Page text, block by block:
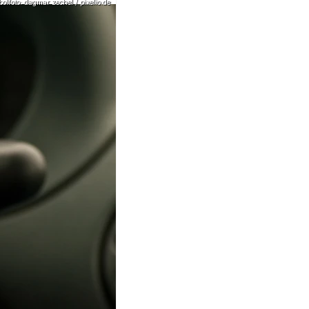
dagmar zechel / pixelio.de